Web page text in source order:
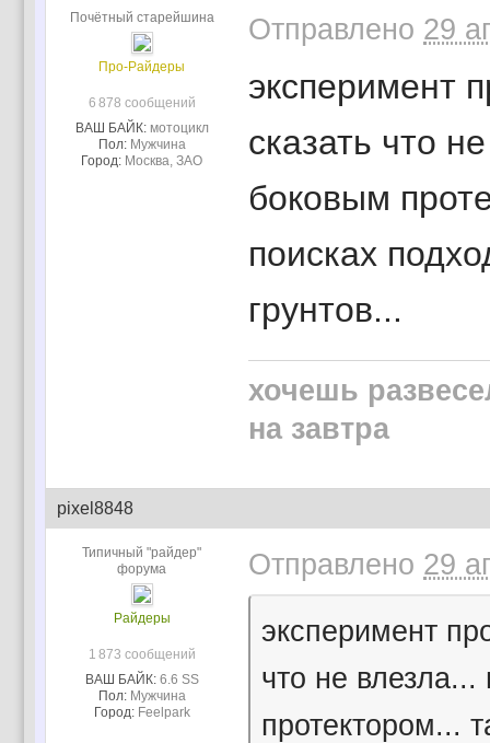
Почётный старейшина
Про-Райдеры
6 878 сообщений
ВАШ БАЙК: мотоцикл
Пол: Мужчина
Город: Москва, ЗАО
Отправлено 29
эксперимент
сказать что
боковым
поисках
грунтов...
хочешь
на завтра
pixel8848
Типичный "райдер"
форума
Райдеры
1 873 сообщений
ВАШ БАЙК: 6.6 SS
Пол: Мужчина
Город: Feelpark
Отправлено 29
эксперимент
что не влезла...
протектором...